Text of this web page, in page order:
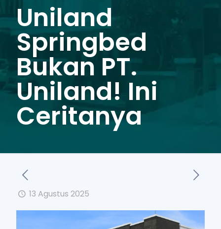
Uniland
Springbed
Bukan PT.
Uniland! Ini
Ceritanya
13 Agustus 2025